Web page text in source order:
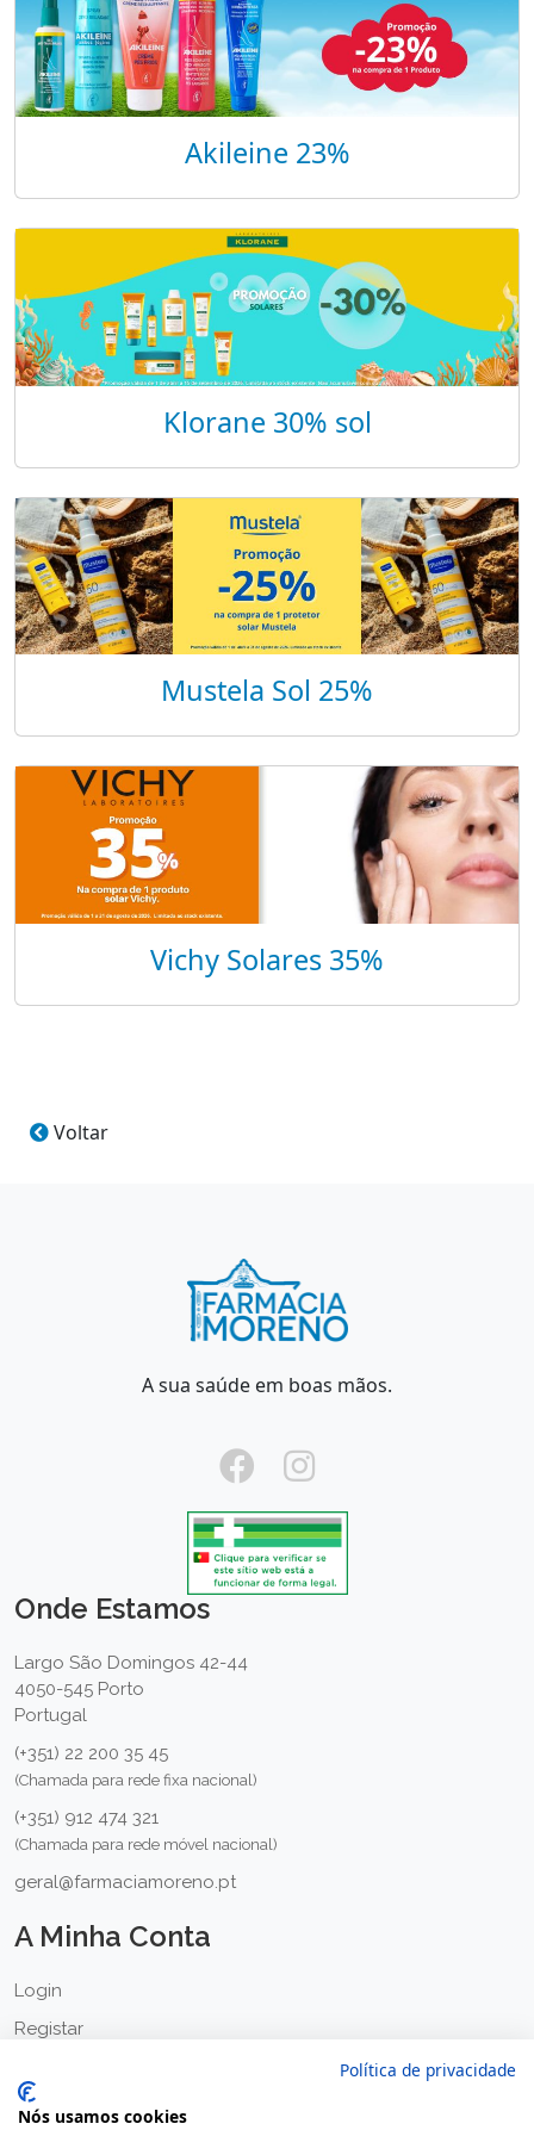
Akileine 23%
Klorane 30% sol
Mustela Sol 25%
Vichy Solares 35%
Voltar
A sua saúde em boas mãos.
Onde Estamos
Largo São Domingos 42-44
4050-545 Porto
Portugal
(+351) 22 200 35 45
(Chamada para rede fixa nacional)
(+351) 912 474 321
(Chamada para rede móvel nacional)
geral@farmaciamoreno.pt
A Minha Conta
Login
Registar
Apoio ao Cliente
Política de privacidade
Nós usamos cookies